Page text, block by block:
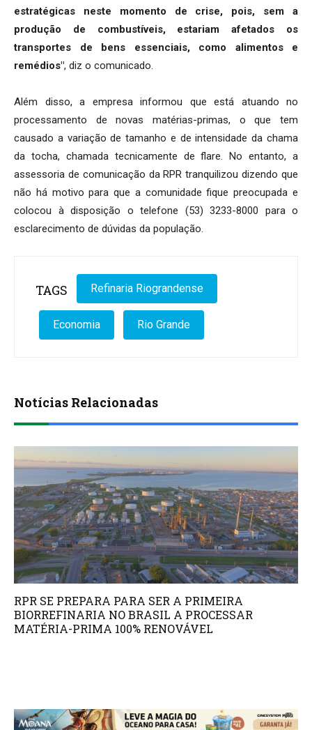
estratégicas neste momento de crise, pois, sem a
produção de combustíveis, estariam afetados os
transportes de bens essenciais, como alimentos e
remédios", diz o comunicado.
Além disso, a empresa informou que está atuando no
processamento de novas matérias-primas, o que tem
causado a variação de tamanho e de intensidade da chama
da tocha, chamada tecnicamente de flare. No entanto, a
assessoria de comunicação da RPR tranquilizou dizendo que
não há motivo para que a comunidade fique preocupada e
colocou à disposição o telefone (53) 3233-8000 para o
esclarecimento de dúvidas da população.
TAGS Refinaria Riograndense
Economia Rio Grande
Notícias Relacionadas
RPR SE PREPARA PARA SER A PRIMEIRA
BIORREFINARIA NO BRASIL A PROCESSAR
MATÉRIA-PRIMA 100% RENOVÁVEL